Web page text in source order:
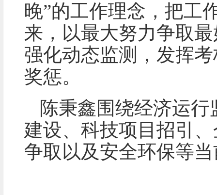
晚”的工作理念，把工
来，以最大努力争取
强化动态监测，发挥
奖惩。
陈秉鑫围绕经济运
建设、科技项目招引
争取以及安全环保等